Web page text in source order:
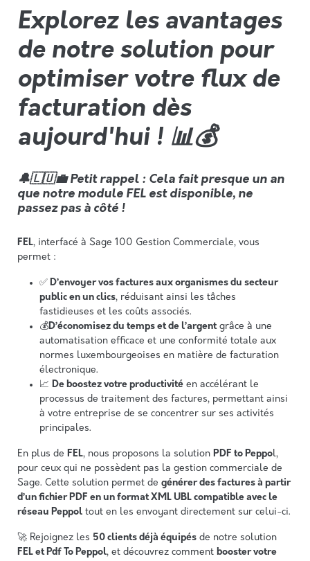
Explorez les avantages
de notre solution pour
optimiser votre flux de
facturation dès
aujourd'hui ! 📊💰
🔔🇱🇺💼Petit rappel : Cela fait presque un an
que notre module FEL est disponible, ne
passez pas à côté !
FEL, interfacé à Sage 100 Gestion Commerciale, vous
permet :
✅ D’envoyer vos factures aux organismes du secteur
public en un clics, réduisant ainsi les tâches
fastidieuses et les coûts associés.
💰D’économisez du temps et de l’argentgrâce à une
automatisation efficace et une conformité totale aux
normes luxembourgeoises en matière de facturation
électronique.
📈 De boostez votre productivité en accélérant le
processus de traitement des factures, permettant ainsi
à votre entreprise de se concentrer sur ses activités
principales.
En plus de FEL, nous proposons la solution PDF to Peppol,
pour ceux qui ne possèdent pas la gestion commerciale de
Sage. Cette solution permet de générer des factures à partir
d’un fichier PDF en un format XML UBL compatible avec le
réseau Peppol tout en les envoyant directement sur celui-ci.
🚀 Rejoignez les 50 clients déjà équipés de notre solution
FEL et Pdf To Peppol, et découvrez comment booster votre